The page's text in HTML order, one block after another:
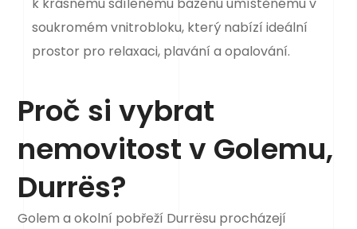
soukromém vnitrobloku, který nabízí ideální
prostor pro relaxaci, plavání a opalování.
Proč si vybrat
nemovitost v Golemu,
Durrës?
Golem a okolní pobřeží Durrësu procházejí